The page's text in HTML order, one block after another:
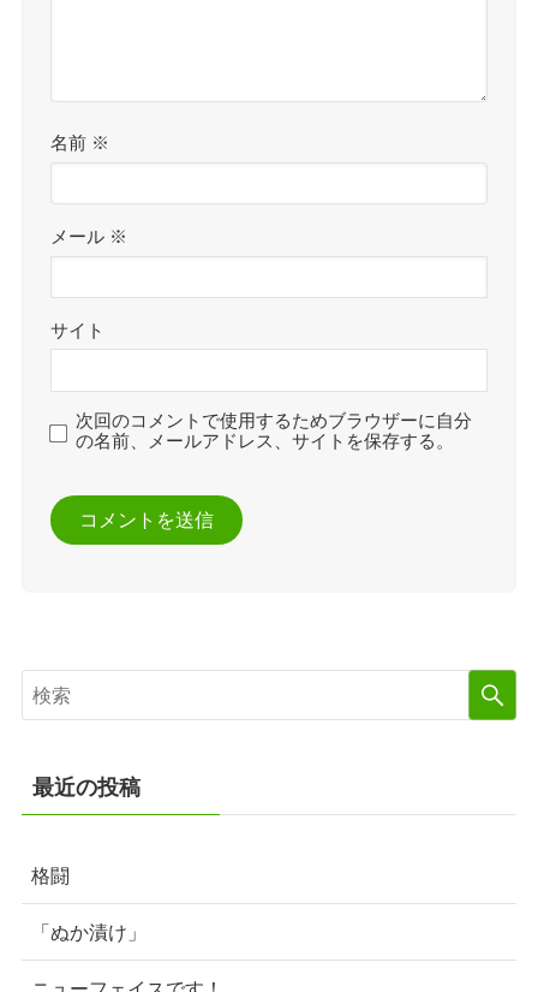
名前 ※
メール ※
サイト
次回のコメントで使用するためブラウザーに自分
の名前、メールアドレス、サイトを保存する。
最近の投稿
格闘
「ぬか漬け」